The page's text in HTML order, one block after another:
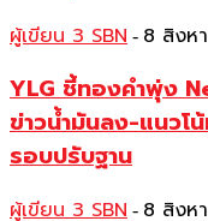
ผู้เขียน 3 SBN - 8 สิงห
YLG ชี้ทองคำพุ่ง
ข่าวน้ำมันลง-แนวโ
รอบปรับฐาน
ผู้เขียน 3 SBN - 8 สิงห